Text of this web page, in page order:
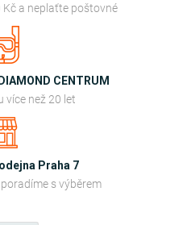
Kč a neplaťte poštovné
CENTRUM
více než 20 let
Praha 7
s výběrem